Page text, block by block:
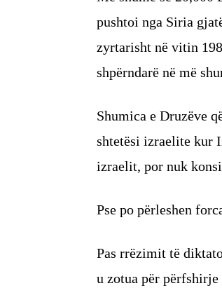
pushtoi nga Siria
zyrtarisht në vitin
shpërndarë në më
Shumica e Druzëve
shtetësi izraelite kur
izraelit, por nuk
Pse po përleshen
Pas rrëzimit të
u zotua për